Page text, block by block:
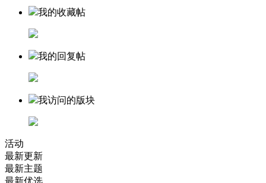
我的收藏帖
我的回复帖
我访问的版块
活动
最新更新
最新主题
最新优选